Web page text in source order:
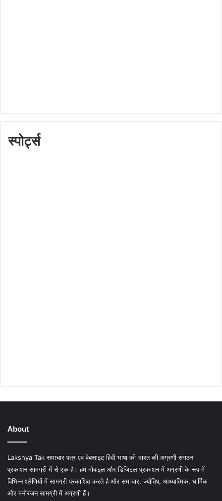
स्पोर्ट्स
About
Lakshya Tak समाचार पत्र एवं वेबसाइट हिंदी भाषा की भारत की अग्रणी संगठन
प्रकाशन सामग्री में से एक है। हम मोबाइल और डिजिटल प्रकाशन में अग्रणी के रूप में
विभिन्न श्रेणियों में सामग्री प्रकाशित करते है और समाचार, ज्योतिष, आध्यात्मिक, धार्मिक
और मनोरंजन सामग्री में अग्रणी हैं।